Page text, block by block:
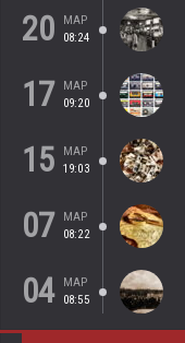
20
МАР
08:24
17
МАР
09:20
15
МАР
19:03
07
МАР
08:22
04
МАР
08:55